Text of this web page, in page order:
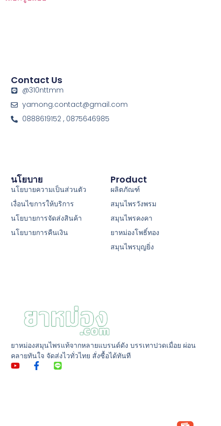
ยาหม่องสมุนไพรแท้จากหลายแบรนด์ดัง บรรเทาปวดเมื่อย ผ่อน
คลายทันใจ จัดส่งไวทั่วไทย สั่งซื้อได้ทันที
Product
ผลิตภัณฑ์
สมุนไพรวังพรม
สมุนไพรคงคา
ยาหม่องโพธิ์ทอง
สมุนไพรบุญยิ่ง
นโยบาย
นโยบายความเป็นส่วนตัว
เงื่อนไขการให้บริการ
นโยบายการจัดส่งสินค้า
นโยบายการคืนเงิน
Contact Us
@310nttmm
yamong.contact@gmail.com
0888619152 , 0875646985